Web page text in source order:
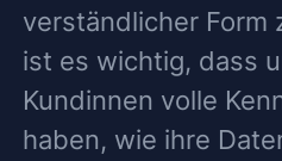
verständlicher Form
ist es wichtig, dass
Kundinnen volle
haben, wie ihre